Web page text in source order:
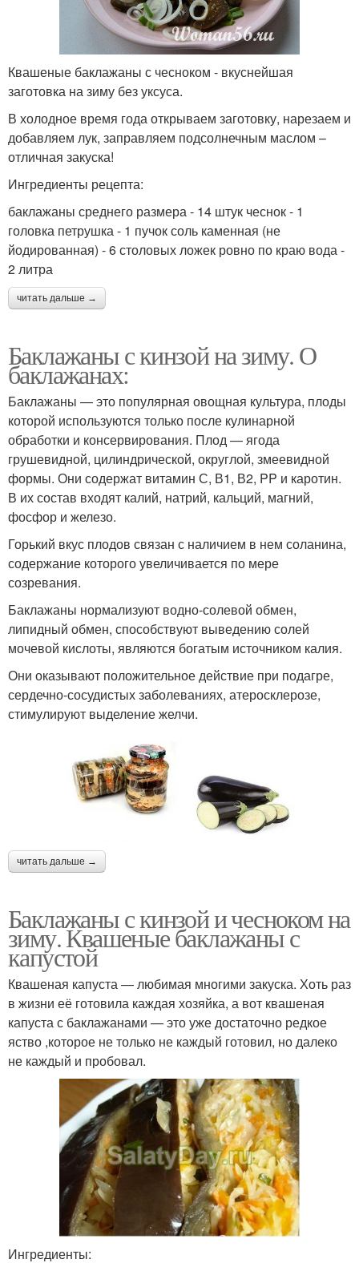
Квашеные баклажаны с чесноком - вкуснейшая
заготовка на зиму без уксуса.
В холодное время года открываем заготовку, нарезаем и
добавляем лук, заправляем подсолнечным маслом –
отличная закуска!
Ингредиенты рецепта:
баклажаны среднего размера - 14 штук чеснок - 1
головка петрушка - 1 пучок соль каменная (не
йодированная) - 6 столовых ложек ровно по краю вода -
2 литра
читать дальше →
Баклажаны с кинзой на зиму. О
баклажанах:
Баклажаны — это популярная овощная культура, плоды
которой используются только после кулинарной
обработки и консервирования. Плод — ягода
грушевидной, цилиндрической, округлой, змеевидной
формы. Они содержат витамин С, В1, В2, PP и каротин.
В их состав входят калий, натрий, кальций, магний,
фосфор и железо.
Горький вкус плодов связан с наличием в нем соланина,
содержание которого увеличивается по мере
созревания.
Баклажаны нормализуют водно-солевой обмен,
липидный обмен, способствуют выведению солей
мочевой кислоты, являются богатым источником калия.
Они оказывают положительное действие при подагре,
сердечно-сосудистых заболеваниях, атеросклерозе,
стимулируют выделение желчи.
читать дальше →
Баклажаны с кинзой и чесноком на
зиму. Квашеные баклажаны с
капустой
Квашеная капуста — любимая многими закуска. Хоть раз
в жизни её готовила каждая хозяйка, а вот квашеная
капуста с баклажанами — это уже достаточно редкое
яство ,которое не только не каждый готовил, но далеко
не каждый и пробовал.
Ингредиенты: